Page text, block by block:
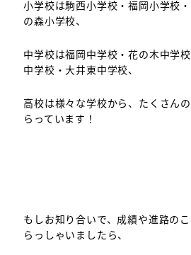
小学校は駒西小学校・福岡小学校
の森小学校、
中学校は福岡中学校・花の木中学
中学校・大井東中学校、
高校は様々な学校から、たくさん
らっています！
もしお知り合いで、成績や進路の
らっしゃいましたら、